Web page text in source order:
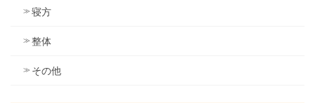
寝方
整体
その他